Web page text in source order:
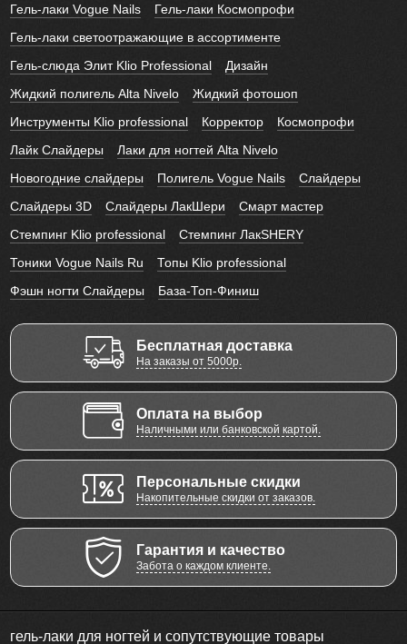
Гель-лаки Vogue Nails
Гель-лаки Космопрофи
Гель-лаки светоотражающие в ассортименте
Гель-слюда Элит Klio Professional
Дизайн
Жидкий полигель Alta Nivelo
Жидкий фотошоп
Инструменты Klio professional
Корректор
Космопрофи
Лайк Слайдеры
Лаки для ногтей Alta Nivelo
Новогодние слайдеры
Полигель Vogue Nails
Слайдеры
Слайдеры 3D
Слайдеры ЛакШери
Смарт мастер
Стемпинг Klio professional
Стемпинг ЛакSHERY
Тоники Vogue Nails Ru
Топы Klio professional
Фэшн ногти Слайдеры
База-Топ-Финиш
Бесплатная доставка
На заказы от 5000р.
Оплата на выбор
Наличными или банковской картой.
Персональные скидки
Накопительные скидки от заказов.
Гарантия и качество
Забота о каждом клиенте.
гель-лаки для ногтей и сопутствующие товары